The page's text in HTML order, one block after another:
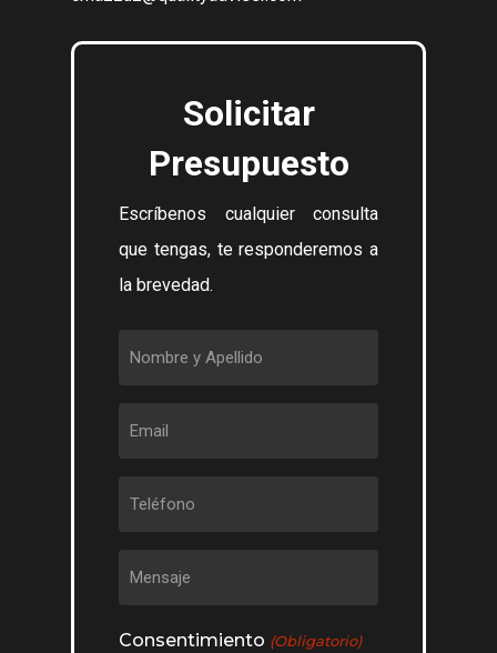
Solicitar
Presupuesto
Escríbenos cualquier consulta
que tengas, te responderemos a
la brevedad.
Consentimiento (Obligatorio)